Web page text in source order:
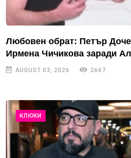
Любовен обрат: Петър
Ирмена Чичикова заради
AUGUST 03, 2026 2667
КЛЮКИ